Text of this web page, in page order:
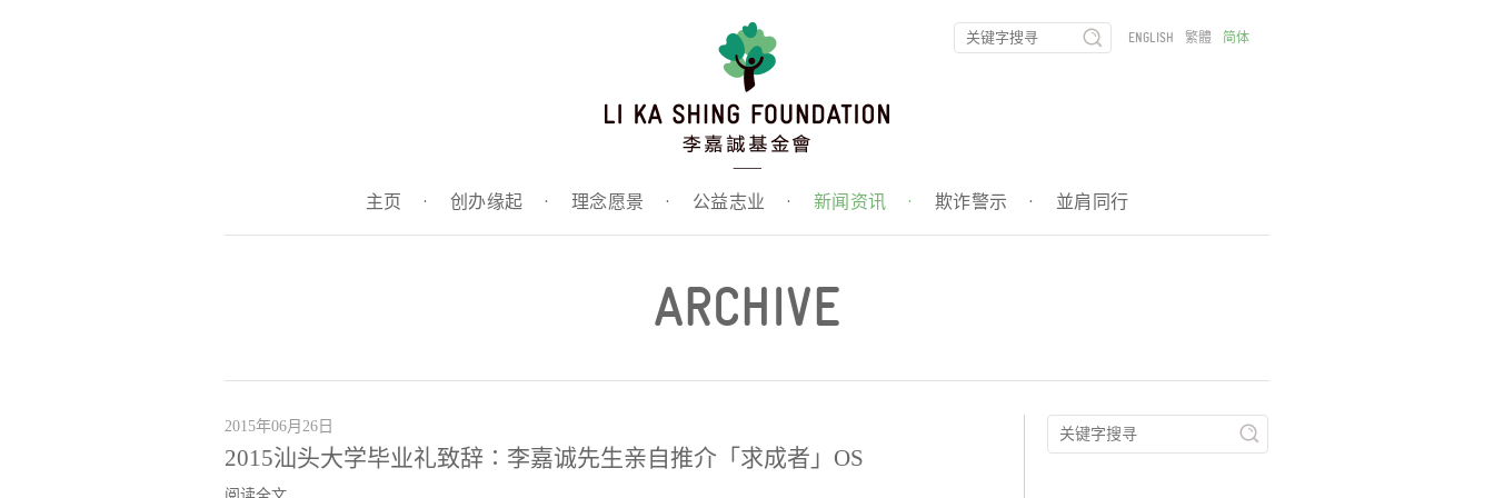
主页 · 创办缘起 · 理念愿景 · 公益志业 · 新闻资讯 · 欺诈警示 · 並肩同行
ENGLISH 繁體 简体
ARCHIVE
2015年06月26日
2015汕头大学毕业礼致辞∶李嘉诚先生亲自推介「求成者」OS